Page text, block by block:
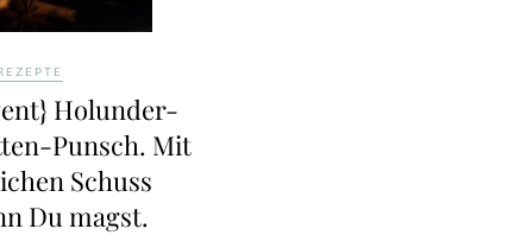
Holunder-
Punsch. Mit
Schuss
Du magst.